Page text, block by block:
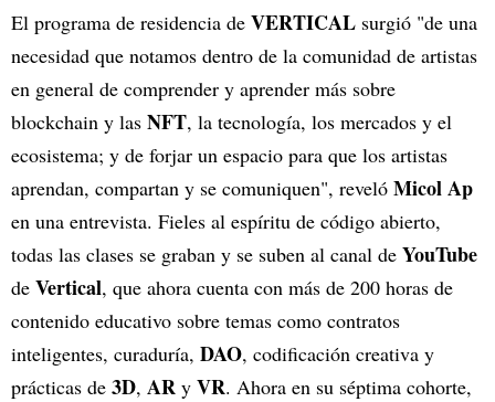
El programa de residencia de VERTICAL surgió "de una
necesidad que notamos dentro de la comunidad de artistas
en general de comprender y aprender más sobre
blockchain y las NFT, la tecnología, los mercados y el
ecosistema; y de forjar un espacio para que los artistas
aprendan, compartan y se comuniquen", reveló Micol Ap
en una entrevista. Fieles al espíritu de código abierto,
todas las clases se graban y se suben al canal de YouTube
de Vertical, que ahora cuenta con más de 200 horas de
contenido educativo sobre temas como contratos
inteligentes, curaduría, DAO, codificación creativa y
prácticas de 3D, AR y VR. Ahora en su séptima cohorte,